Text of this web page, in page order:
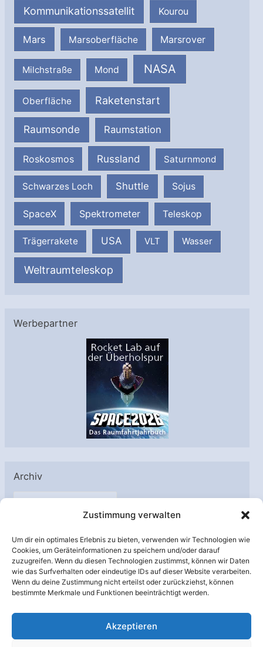
Zustimmung verwalten
Um dir ein optimales Erlebnis zu bieten, verwenden wir Technologien wie
Cookies, um Geräteinformationen zu speichern und/oder darauf
zuzugreifen. Wenn du diesen Technologien zustimmst, können wir Daten
wie das Surfverhalten oder eindeutige IDs auf dieser Website verarbeiten.
Wenn du deine Zustimmung nicht erteilst oder zurückziehst, können
bestimmte Merkmale und Funktionen beeinträchtigt werden.
Akzeptieren
Kommunikationssatellit Kourou
Mars Marsoberfläche Marsrover
Milchstraße Mond NASA
Oberfläche Raketenstart
Raumsonde Raumstation
Roskosmos Russland Saturnmond
Schwarzes Loch Shuttle Sojus
SpaceX Spektrometer Teleskop
Trägerrakete USA VLT Wasser
Weltraumteleskop
Werbepartner
Archiv
A
h
i
v
Unterstützt von: